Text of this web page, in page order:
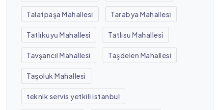
Talatpaşa Mahallesi Tarabya Mahallesi
Tatlıkuyu Mahallesi Tatlısu Mahallesi
Tavşancıl Mahallesi Taşdelen Mahallesi
Taşoluk Mahallesi
teknik servis yetkili istanbul